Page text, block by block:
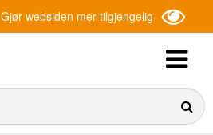
Gjør websiden mer tilgjengelig